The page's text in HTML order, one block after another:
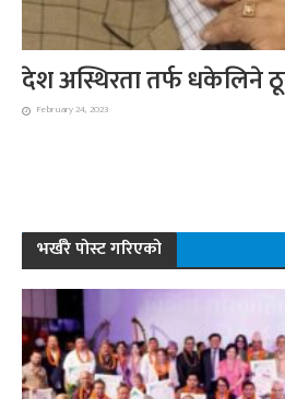
देश अस्थिरता तर्फ धकेलिने
February 24, 2023
भर्खरै पोस्ट गरिएको